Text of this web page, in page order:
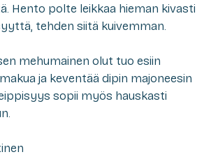
Hento polte leikkaa hieman kivasti
tehden siitä kuivemman.
mehumainen olut tuo esiin
ja keventää dipin majoneesin
sopii myös hauskasti